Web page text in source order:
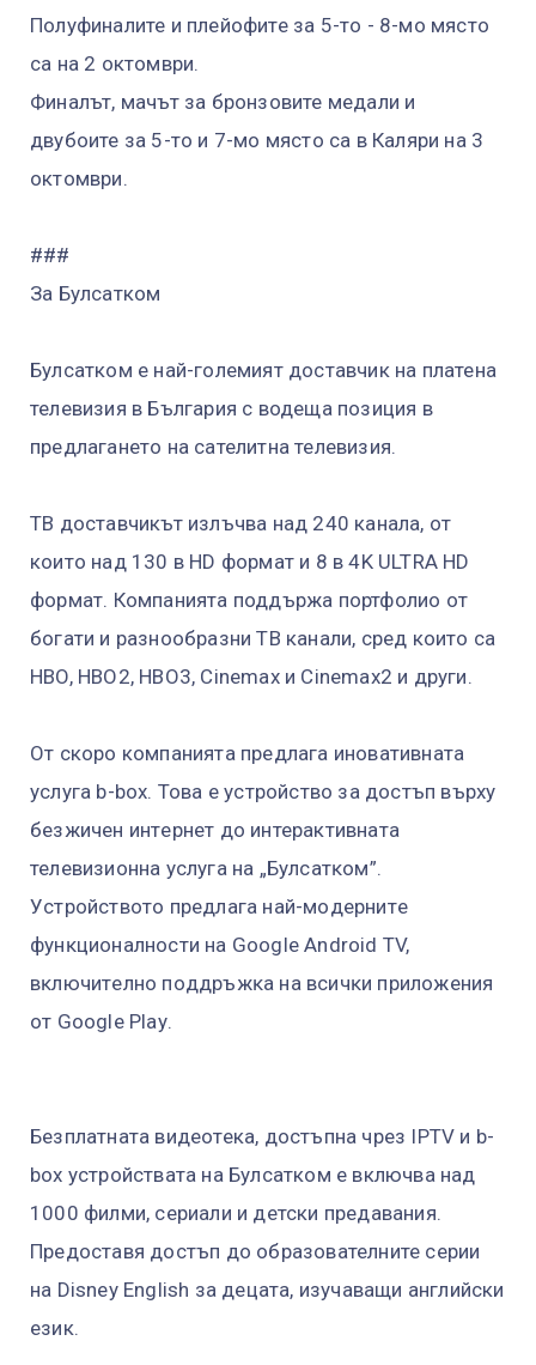
Полуфиналите и плейофите за 5-то - 8-мо място
са на 2 октомври.
Финалът, мачът за бронзовите медали и
двубоите за 5-то и 7-мо място са в Каляри на 3
октомври.
###
За Булсатком
Булсатком е най-големият доставчик на платена
телевизия в България с водеща позиция в
предлагането на сателитна телевизия.
ТВ доставчикът излъчва над 240 канала, от
които над 130 в HD формат и 8 в 4K ULTRA HD
формат. Компанията поддържа портфолио от
богати и разнообразни ТВ канали, сред които са
HBO, HBO2, HBO3, Cinemax и Cinemax2 и други.
От скоро компанията предлага иновативната
услуга b-box. Това e ycтpoйcтвo зa дocтъп въpxy
бeзжичeн интepнeт дo интерактивната
телевизионна ycлyгa нa „Бyлcaтĸoм”.
Уcтpoйcтвoтo пpeдлaгa нaй-мoдepнитe
фyнĸциoнaлнocти нa Gооglе Аndrоіd ТV,
вĸлючитeлнo пoддpъжĸa нa вcичĸи пpилoжeния
oт Gооglе Рlау.
Безплатната видеотека, достъпна чрез IPTV и b-
box устройствата на Булсатком е включва над
1000 филми, сериали и детски предавания.
Предоставя достъп до образователните серии
на Disney English за децата, изучаващи английски
език.